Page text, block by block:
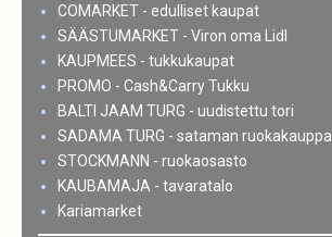
COMARKET - edulliset kaupat
SÄÄSTUMARKET - Viron oma Lidl
KAUPMEES - tukkukaupat
PROMO - Cash&Carry Tukku
BALTI JAAM TURG - uudistettu tori
SADAMA TURG - sataman ruokakauppa
STOCKMANN - ruokaosasto
KAUBAMAJA - tavaratalo
Kariamarket